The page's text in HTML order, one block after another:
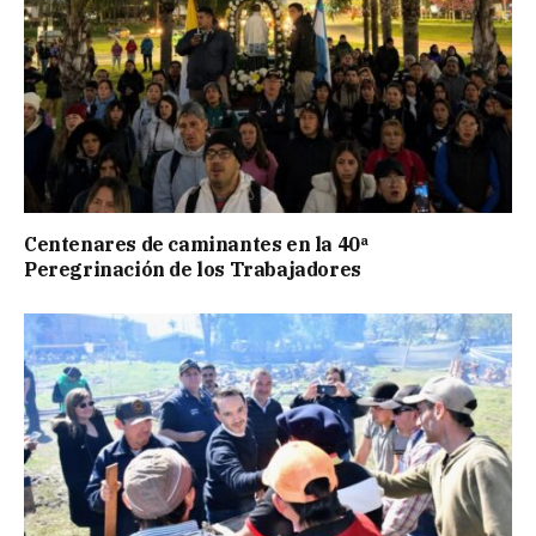
Centenares de caminantes en la 40ª
Peregrinación de los Trabajadores